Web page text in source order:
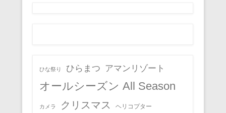
ひな祭り ひらまつ アマンリゾート
オールシーズン All Season
カメラ クリスマス ヘリコプター